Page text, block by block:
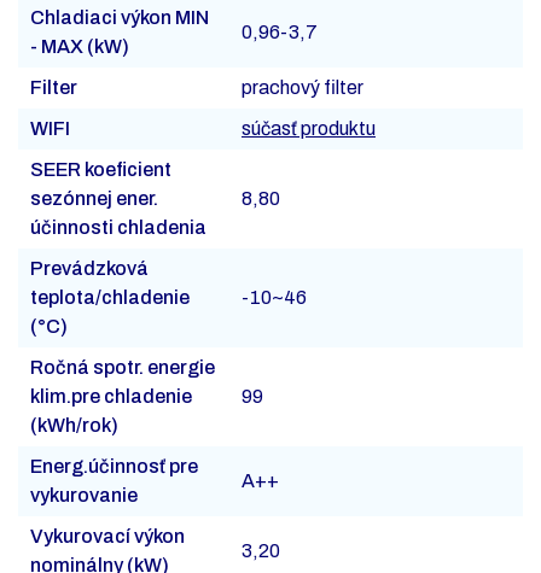
Chladiaci výkon MIN
- MAX (kW)
0,96-3,7
Filter
prachový filter
WIFI
súčasť produktu
SEER koeficient
sezónnej ener.
účinnosti chladenia
8,80
Prevádzková
teplota/chladenie
(°C)
-10~46
Ročná spotr. energie
klim.pre chladenie
(kWh/rok)
99
Energ.účinnosť pre
vykurovanie
A++
Vykurovací výkon
nominálny (kW)
3,20